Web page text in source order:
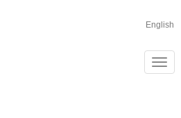
English